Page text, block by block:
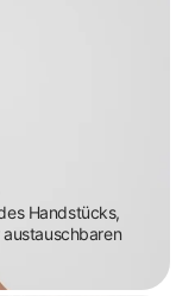
Handstücks,